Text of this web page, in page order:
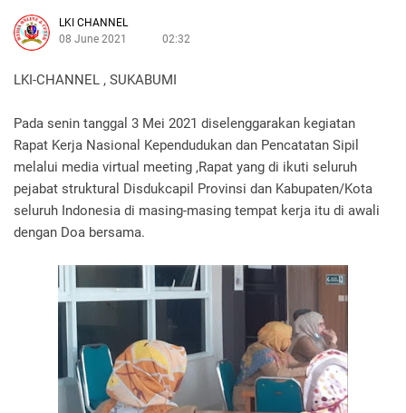
LKI CHANNEL
08 June 2021
02:32
LKI-CHANNEL , SUKABUMI
Pada senin tanggal 3 Mei 2021 diselenggarakan kegiatan
Rapat Kerja Nasional Kependudukan dan Pencatatan Sipil
melalui media virtual meeting ,Rapat yang di ikuti seluruh
pejabat struktural Disdukcapil Provinsi dan Kabupaten/Kota
seluruh Indonesia di masing-masing tempat kerja itu di awali
dengan Doa bersama.